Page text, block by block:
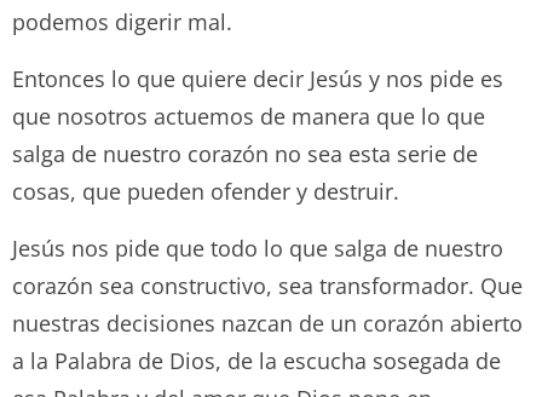
podemos digerir mal.
Entonces lo que quiere decir Jesús y nos pide es
que nosotros actuemos de manera que lo que
salga de nuestro corazón no sea esta serie de
cosas, que pueden ofender y destruir.
Jesús nos pide que todo lo que salga de nuestro
corazón sea constructivo, sea transformador. Que
nuestras decisiones nazcan de un corazón abierto
a la Palabra de Dios, de la escucha sosegada de